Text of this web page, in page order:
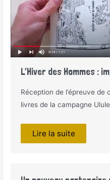
L’Hiver des Hommes :
Réception de l’épreuve de
livres de la campagne
Lire la suite